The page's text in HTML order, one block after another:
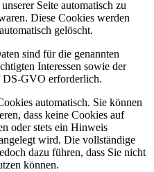
Seite automatisch zu
Diese Cookies werden
gelöscht.
sind für die genannten
Interessen sowie der
GVO erforderlich.
automatisch. Sie können
dass keine Cookies auf
oder stets ein Hinweis
wird. Die vollständige
dazu führen, dass Sie nicht
können.